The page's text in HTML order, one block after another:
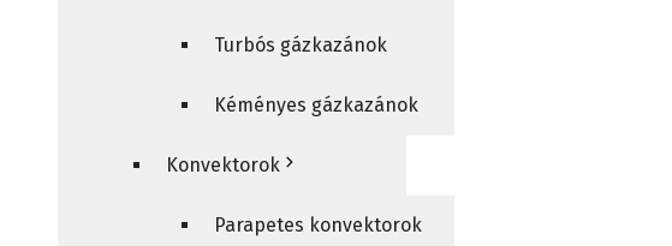
Turbós gázkazánok
Kéményes gázkazánok
Konvektorok
Parapetes konvektorok